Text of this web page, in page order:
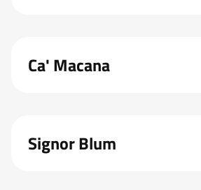
Ca' Macana
Signor Blum